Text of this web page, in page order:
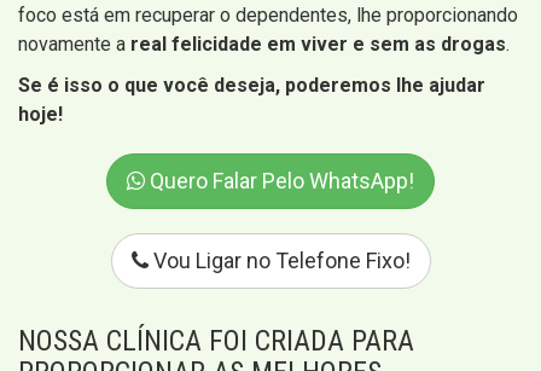
foco está em recuperar o dependentes, lhe proporcionando
novamente a real felicidade em viver e sem as drogas.
Se é isso o que você deseja, poderemos lhe ajudar
hoje!
Quero Falar Pelo WhatsApp!
Vou Ligar no Telefone Fixo!
NOSSA CLÍNICA FOI CRIADA PARA